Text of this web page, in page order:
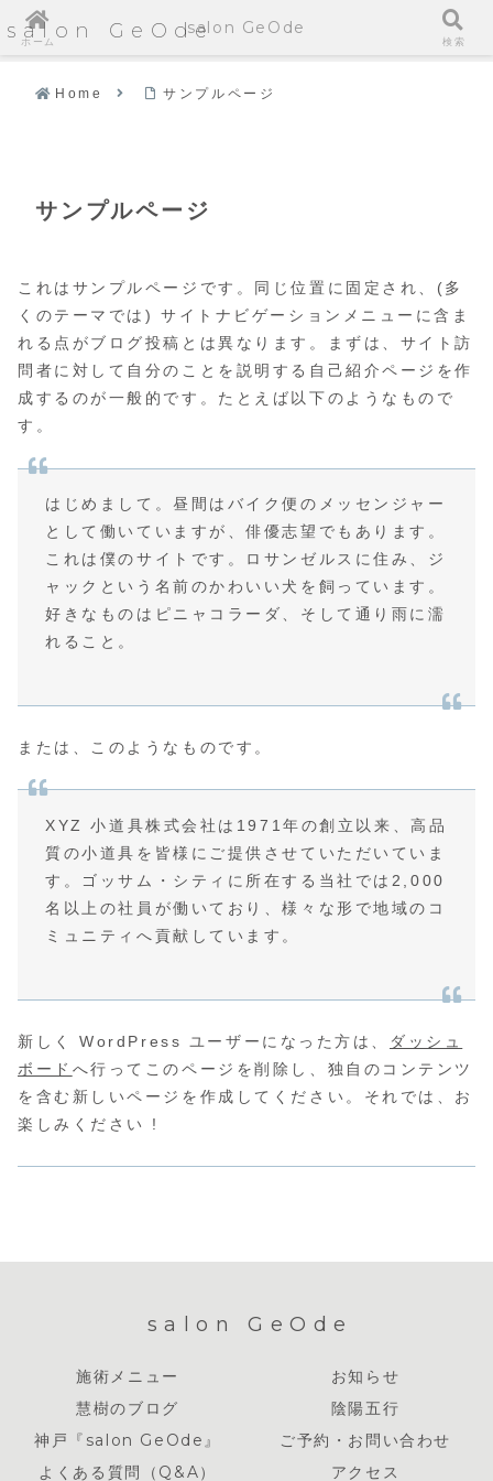
salon GeOde
Home サンプルページ
サンプルページ
これはサンプルページです。同じ位置に固定され、(多
くのテーマでは) サイトナビゲーションメニューに含ま
れる点がブログ投稿とは異なります。まずは、サイト訪
問者に対して自分のことを説明する自己紹介ページを作
成するのが一般的です。たとえば以下のようなもので
す。
はじめまして。昼間はバイク便のメッセンジャー
として働いていますが、俳優志望でもあります。
これは僕のサイトです。ロサンゼルスに住み、ジ
ャックという名前のかわいい犬を飼っています。
好きなものはピニャコラーダ、そして通り雨に濡
れること。
または、このようなものです。
XYZ 小道具株式会社は1971年の創立以来、高品
質の小道具を皆様にご提供させていただいていま
す。ゴッサム・シティに所在する当社では2,000
名以上の社員が働いており、様々な形で地域のコ
ミュニティへ貢献しています。
新しく WordPress ユーザーになった方は、
ダッシュ
ボード へ行ってこのページを削除し、独自のコンテンツ
を含む新しいページを作成してください。それでは、お
楽しみください !
salon GeOde
施術メニュー
お知らせ
慧樹のブログ
陰陽五行
神戸『salon GeOde』
ご予約・お問い合わせ
よくある質問（Q&A）
アクセス
ホーム
salon GeOde
検索